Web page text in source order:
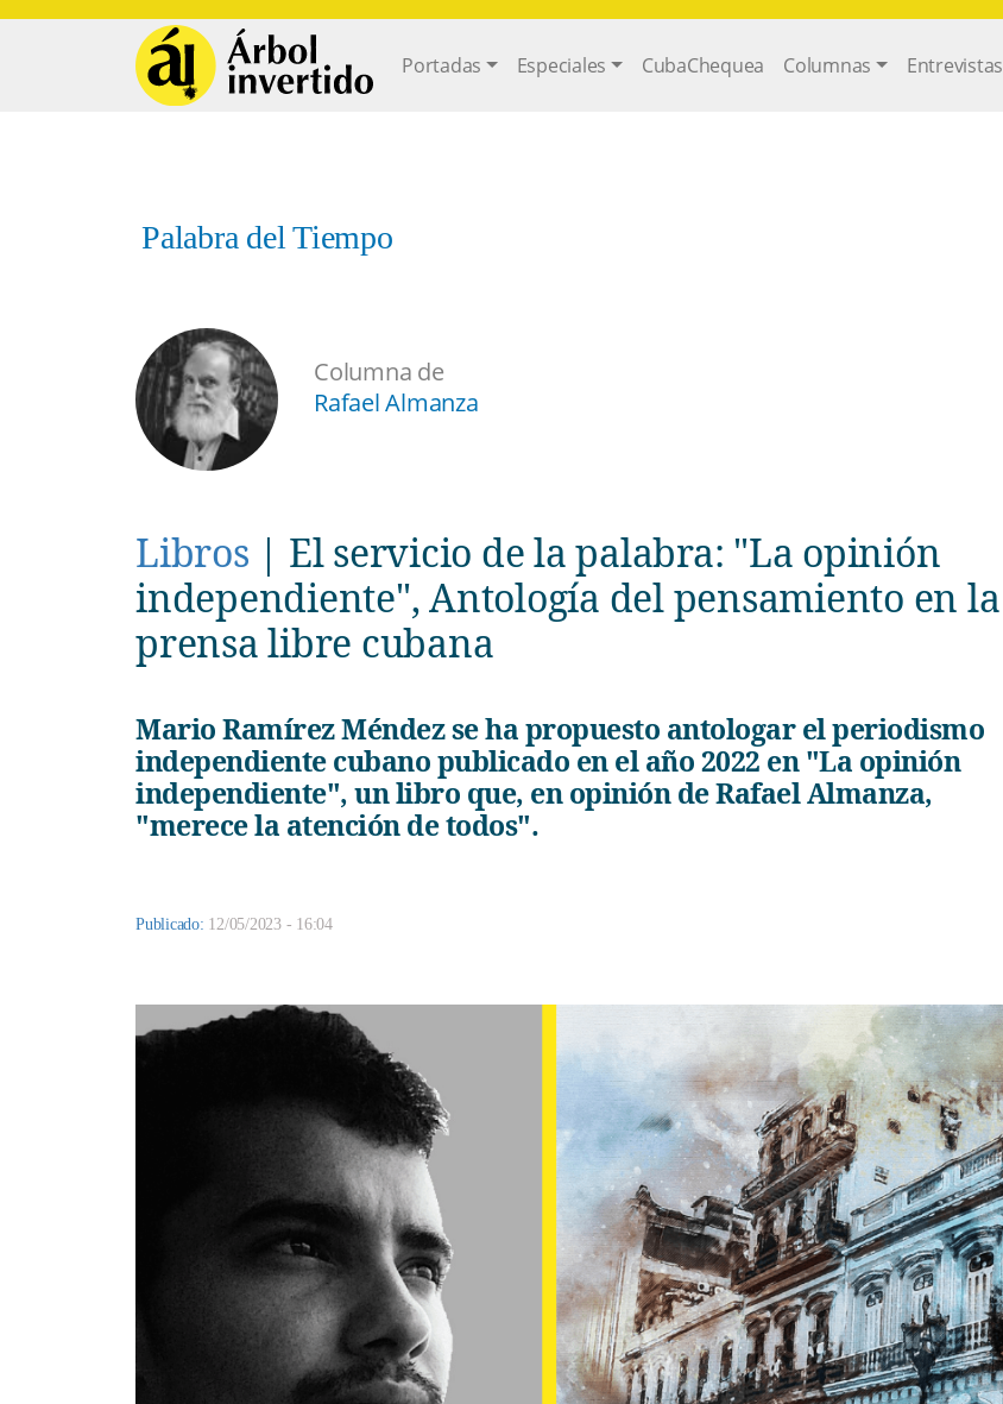
Main navigation
Portadas Especiales CubaChequea Columnas Entrevistas
Palabra del Tiempo
Columna de
Rafael Almanza
Libros | El servicio de la palabra: "La opinión
independiente", Antología del pensamiento en la
prensa libre cubana
Mario Ramírez Méndez se ha propuesto antologar el periodismo
independiente cubano publicado en el año 2022 en "La opinión
independiente", un libro que, en opinión de Rafael Almanza,
"merece la atención de todos".
Publicado: 12/05/2023 - 16:04